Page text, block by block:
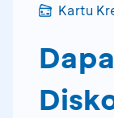
Kartu